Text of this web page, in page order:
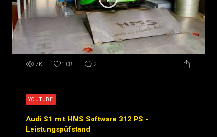
7K 108 2
Audi S1 mit HMS Software 312 PS -
Leistungspüfstand
YOUTUBE